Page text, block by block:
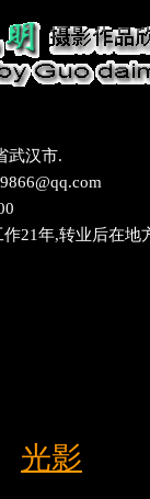
武汉市.
21年,转业后在地
光影